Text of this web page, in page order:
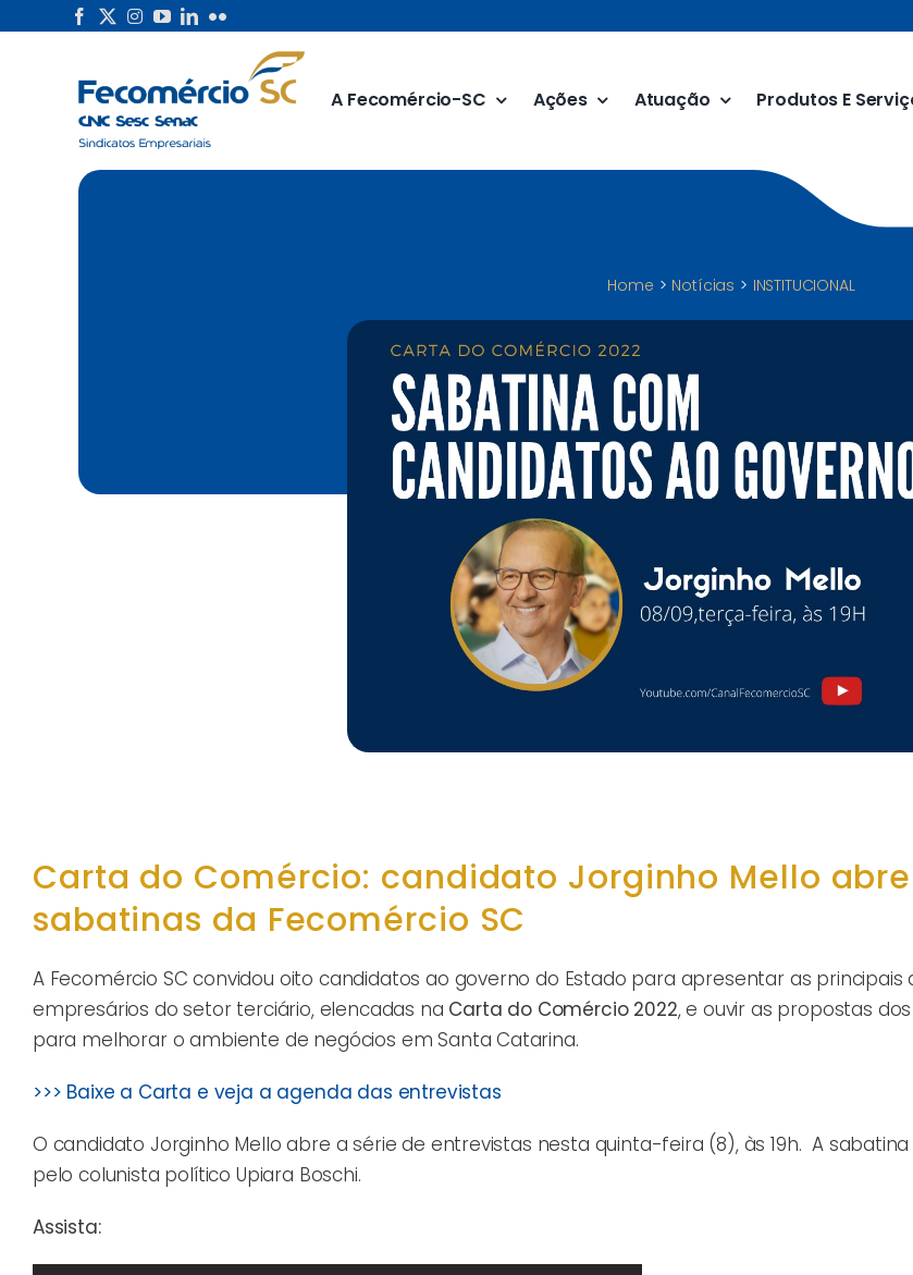
A Fecomércio-SC Ações Atuação Produtos E
Home Notícias INSTITUCIONAL
Carta do Comércio: candidato Jorginho Mello
sabatinas da Fecomércio SC
A Fecomércio SC convidou oito candidatos ao governo do Estado para apresentar as principais
empresários do setor terciário, elencadas na Carta do Comércio 2022, e ouvir as propostas
para melhorar o ambiente de negócios em Santa Catarina.
>>> Baixe a Carta e veja a agenda das entrevistas
O candidato Jorginho Mello abre a série de entrevistas nesta quinta-feira (8), às 19h. A
pelo colunista político Upiara Boschi.
Assista: